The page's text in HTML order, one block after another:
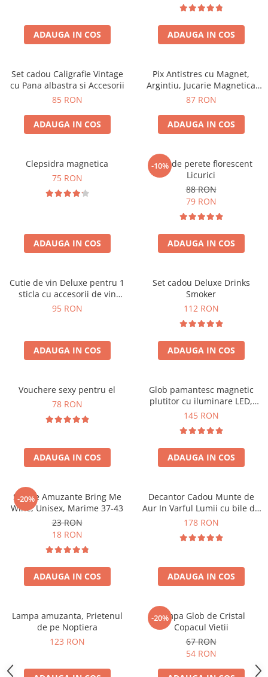
ADAUGA IN COS ADAUGA IN COS
Set cadou Caligrafie Vintage
cu Pana albastra si Accesorii
85 RON
ADAUGA IN COS
Pix Antistres cu Magnet,
Argintiu, Jucarie Magnetica
pentru Birou
87 RON
ADAUGA IN COS
Clepsidra magnetica
75 RON
ADAUGA IN COS
-10%
Ceas de perete florescent
Licurici
88 RON
79 RON
ADAUGA IN COS
Cutie de vin Deluxe pentru 1
sticla cu accesorii de vin
incluse interior oranj
95 RON
ADAUGA IN COS
Set cadou Deluxe Drinks
Smoker
112 RON
ADAUGA IN COS
Vouchere sexy pentru el
78 RON
ADAUGA IN COS
Glob pamantesc magnetic
plutitor cu iluminare LED,
Forma C
145 RON
ADAUGA IN COS
-20%
Sosete Amuzante Bring Me
Wine, Unisex, Marime 37-43
23 RON
18 RON
ADAUGA IN COS
Decantor Cadou Munte de
Aur In Varful Lumii cu bile de
curatare
178 RON
ADAUGA IN COS
Lampa amuzanta, Prietenul
de pe Noptiera
123 RON
-20%
Lampa Glob de Cristal
Copacul Vietii
67 RON
54 RON